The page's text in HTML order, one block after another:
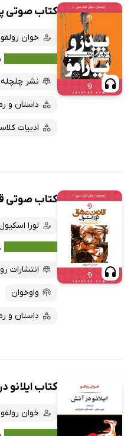
کتاب صوتی
خوان رولفو
نشر چلچله
داستان و
ادبیات
کتاب صوتی
لورا
انتشارات
واوخوان
داستان و
کتاب ایلانو
خوان رولفو